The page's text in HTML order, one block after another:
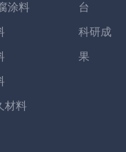
涂料
材料
台
科研成
果